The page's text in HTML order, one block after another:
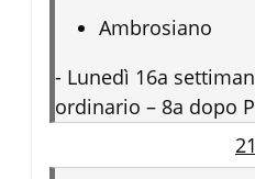
Ambrosiano
- Lunedì 16a
ordinario – 8a dopo
21